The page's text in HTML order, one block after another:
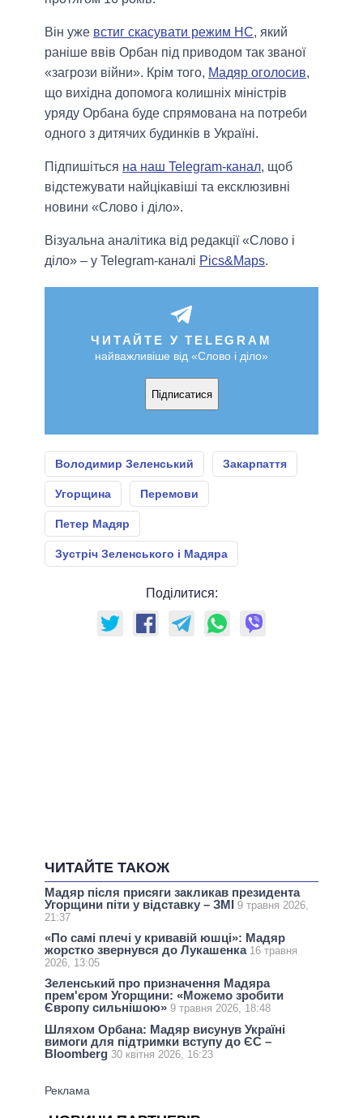
Він уже встиг скасувати режим НС, який
раніше ввів Орбан під приводом так званої
«загрози війни». Крім того, Мадяр оголосив,
що вихідна допомога колишніх міністрів
уряду Орбана буде спрямована на потреби
одного з дитячих будинків в Україні.
Підпишіться на наш Telegram-канал, щоб
відстежувати найцікавіші та ексклюзивні
новини «Слово і діло».
Візуальна аналітика від редакції «Слово і
діло» – у Telegram-каналі Pics&Maps.
ЧИТАЙТЕ У TELEGRAM
найважливіше від «Слово і діло»
Підписатися
Володимир Зеленський Закарпаття
Угорщина Перемови
Петер Мадяр
Зустріч Зеленського і Мадяра
Поділитися:
ЧИТАЙТЕ ТАКОЖ
Мадяр після присяги закликав президента
Угорщини піти у відставку – ЗМІ 9 травня 2026,
21:37
«По самі плечі у кривавій юшці»: Мадяр
жорстко звернувся до Лукашенка 16 травня
2026, 13:05
Зеленський про призначення Мадяра
прем'єром Угорщини: «Можемо зробити
Європу сильнішою» 9 травня 2026, 18:48
Шляхом Орбана: Мадяр висунув Україні
вимоги для підтримки вступу до ЄС –
Bloomberg 30 квітня 2026, 16:23